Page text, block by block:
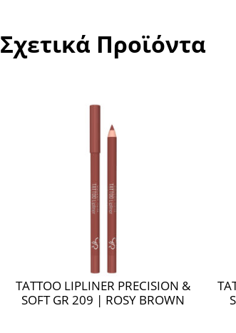
Σχετικά Προϊόντα
TATTOO LIPLINER PRECISION &
SOFT GR 209 | ROSY BROWN